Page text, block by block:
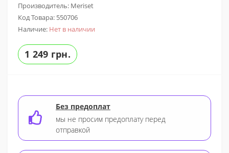
Производитель: Meriset
Код Товара: 550706
Наличие: Нет в наличии
1 249 грн.
Без предоплат
мы не просим предоплату перед
отправкой